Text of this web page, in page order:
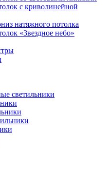
с криволинейной
натяжного потолка
«Звездное небо»
светильники